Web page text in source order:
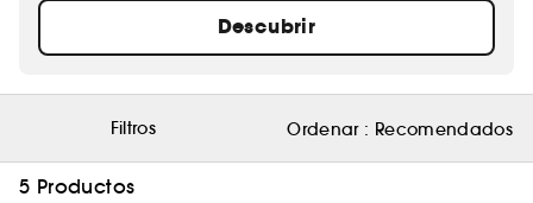
Descubrir
Filtros Ordenar : Recomendados
5 Productos